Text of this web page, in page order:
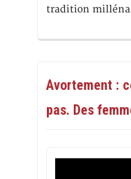
tradition
Avortement :
pas. Des